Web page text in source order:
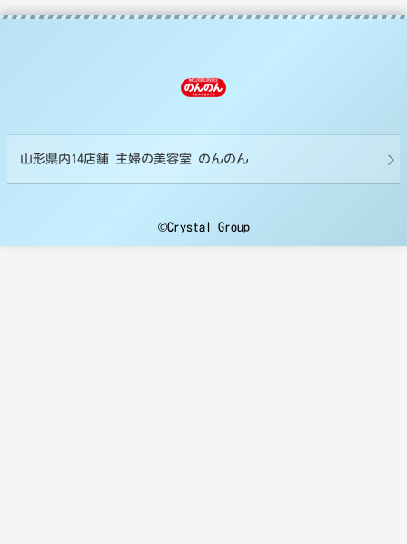
山形県内14店舗 主婦の美容室 のんのん
©Crystal Group